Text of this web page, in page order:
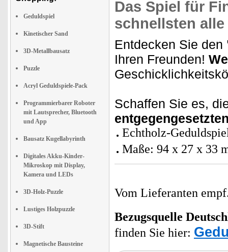
Geduldspiel
Kinetischer Sand
3D-Metallbausatz
Puzzle
Acryl Geduldspiele-Pack
Programmierbarer Roboter
mit Lautsprecher, Bluetooth
und App
Bausatz Kugellabyrinth
Digitales Akku-Kinder-
Mikroskop mit Display,
Kamera und LEDs
3D-Holz-Puzzle
Lustiges Holzpuzzle
3D-Stift
Magnetische Bausteine
Das Spiel für
schnellsten
Entdecken Sie den
Ihren Freunden!
Schaffen Sie es,
Echtholz-
Maße: 94 x 27 x 33
Vom Lieferanten
Bezugsquelle
finden Sie hier: